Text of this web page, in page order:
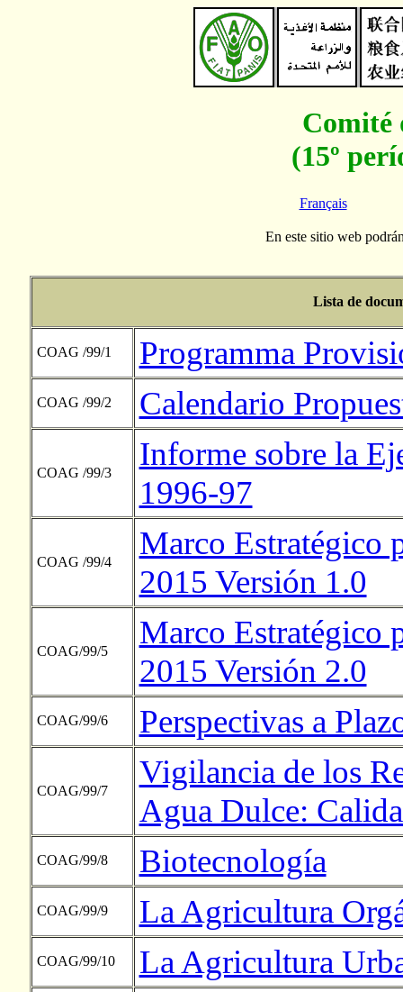
Comité
(15º
Français
En este sitio web
Lista de
COAG /99/1 Programma
COAG /99/2 Calendario
COAG /99/3
Informe sobre la
1996-97
COAG /99/4
Marco Estratégico
2015 Versión 1.0
COAG/99/5
Marco Estratégico
2015 Versión 2.0
COAG/99/6 Perspectivas a
COAG/99/7
Vigilancia de los
Agua Dulce:
COAG/99/8 Biotecnología
COAG/99/9 La Agricultura
COAG/99/10 La Agricultura